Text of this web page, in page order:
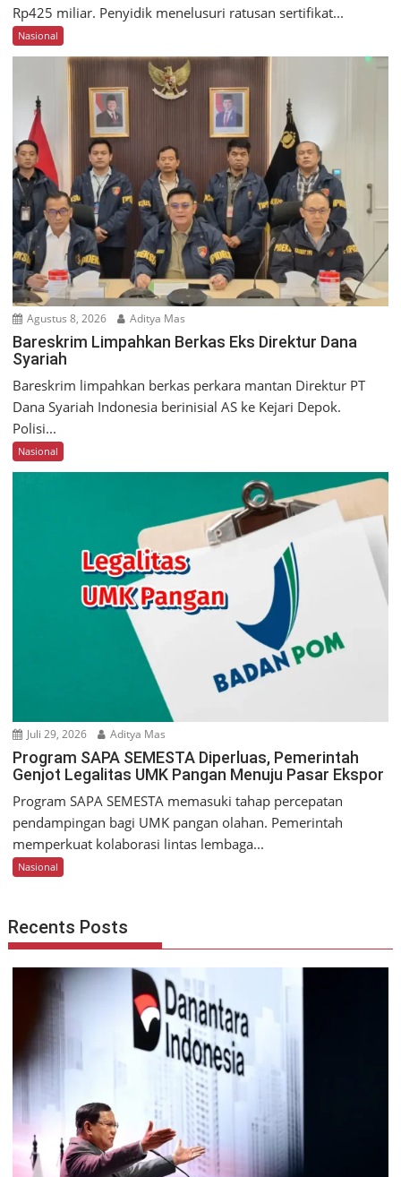
Rp425 miliar. Penyidik menelusuri ratusan sertifikat...
Nasional
Agustus 8, 2026 Aditya Mas
Bareskrim Limpahkan Berkas Eks Direktur Dana
Syariah
Bareskrim limpahkan berkas perkara mantan Direktur PT
Dana Syariah Indonesia berinisial AS ke Kejari Depok.
Polisi...
Nasional
Juli 29, 2026 Aditya Mas
Program SAPA SEMESTA Diperluas, Pemerintah
Genjot Legalitas UMK Pangan Menuju Pasar Ekspor
Program SAPA SEMESTA memasuki tahap percepatan
pendampingan bagi UMK pangan olahan. Pemerintah
memperkuat kolaborasi lintas lembaga...
Nasional
Recents Posts